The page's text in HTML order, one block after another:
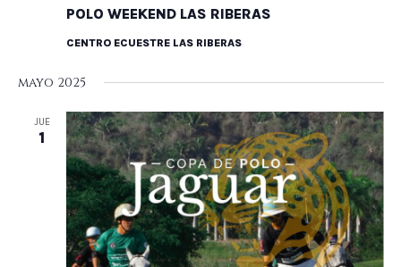
POLO WEEKEND LAS RIBERAS
CENTRO ECUESTRE LAS RIBERAS
mayo 2025
JUE
1